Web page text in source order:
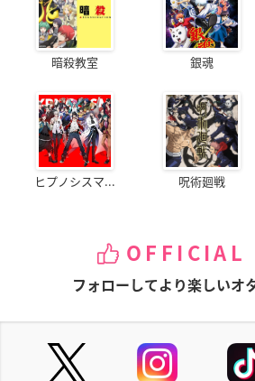
暗殺教室 銀魂
ヒプノシスマ... 呪術廻戦
OFFICIAL
フォローしてより楽しいオ